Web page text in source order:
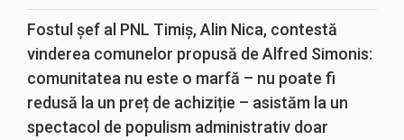
Fostul șef al PNL Timiș, Alin Nica, contestă
vinderea comunelor propusă de Alfred Simonis:
comunitatea nu este o marfă – nu poate fi
redusă la un preț de achiziție – asistăm la un
spectacol de populism administrativ doar